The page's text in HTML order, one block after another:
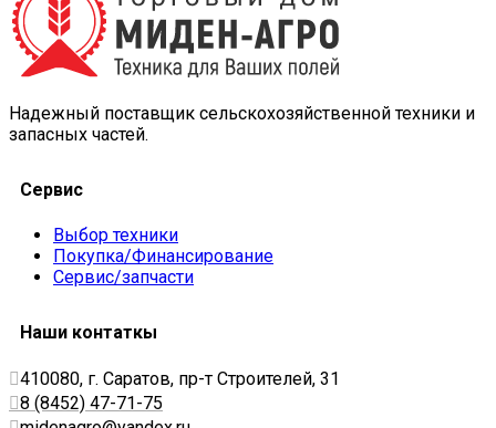
Надежный поставщик сельскохозяйственной техники и
запасных частей.
Сервис
Выбор техники
Покупка/Финансирование
Сервис/запчасти
Наши контаткы
410080, г. Саратов, пр-т Строителей, 31
8 (8452) 47-71-75